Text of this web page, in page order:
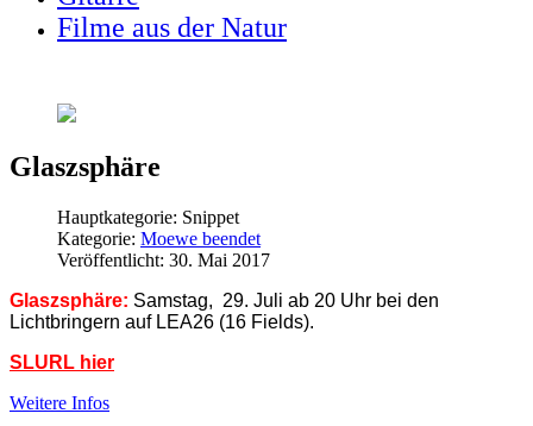
Filme aus der Natur
Glaszsphäre
Hauptkategorie: Snippet
Kategorie: Moewe beendet
Veröffentlicht: 30. Mai 2017
Glaszsphäre: Samstag, 29. Juli ab 20 Uhr bei den
Lichtbringern auf LEA26 (16 Fields).
SLURL hier
Weitere Infos